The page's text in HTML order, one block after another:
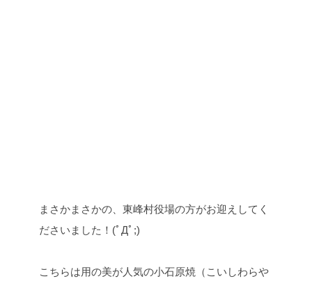
まさかまさかの、東峰村役場の方がお迎えしてく
ださいました！(ﾟДﾟ;)
こちらは用の美が人気の小石原焼（こいしわらや